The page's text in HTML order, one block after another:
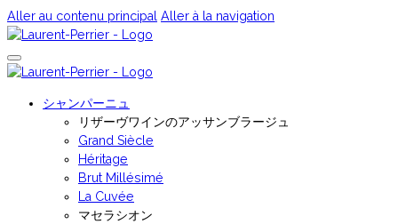
Aller au contenu principal Aller à la navigation
シャンパーニュ
リザーヴワインのアッサンブラージュ
Grand Siècle
Héritage
Brut Millésimé
La Cuvée
マセラシオン